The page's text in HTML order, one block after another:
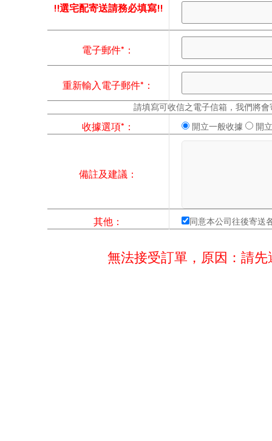
!!選宅配寄送請務必填寫!!
電子郵件*：
重新輸入電子郵件*：
請填寫可收信之電子信箱，我們將
收據選項*： 開立一般收據 開
備註及建議：
其他： 同意本公司往後寄送
無法接受訂單，原因：請先